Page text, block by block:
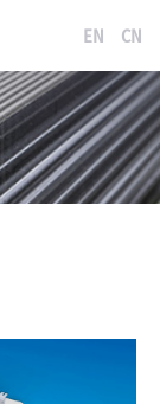
EN CN